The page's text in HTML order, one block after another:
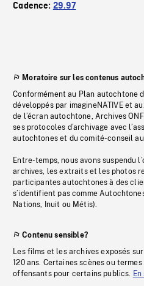
Cadence: 29.97
Moratoire sur les contenus
Conformément au Plan autochtone
développés par imagineNATIVE et
de l’écran autochtone, Archives
ses protocoles d’archivage avec
autochtones et du comité-conseil
Entre-temps, nous avons suspendu
archives, les extraits et les photos
participantes autochtones à des
s’identifient pas comme
Nations, Inuit ou Métis).
Contenu sensible?
Les films et les archives exposés
120 ans. Certaines scènes ou
offensants pour certains publics.